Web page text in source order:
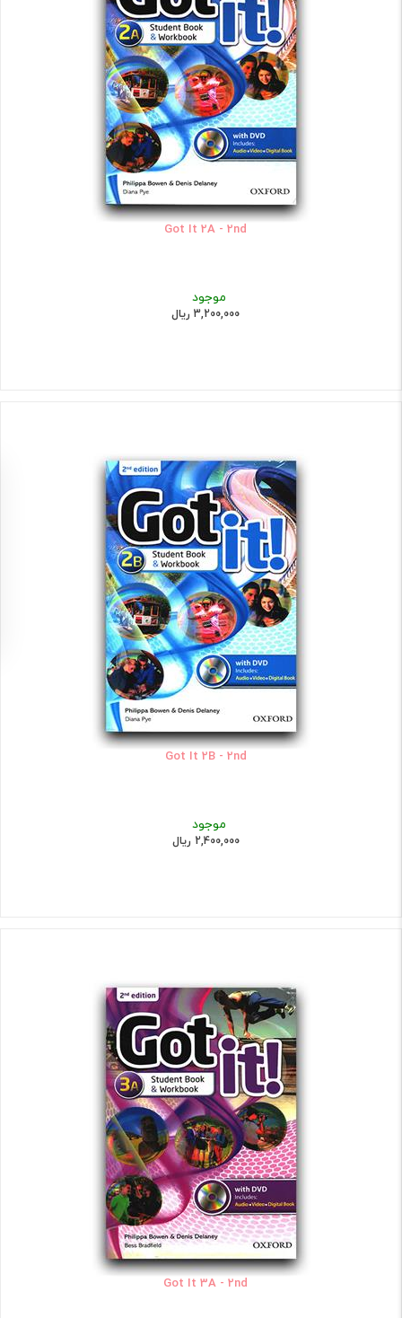
Got It 2A - 2nd
موجود
3,200,000 ریال
Got It 2B - 2nd
موجود
2,400,000 ریال
Got It 3A - 2nd